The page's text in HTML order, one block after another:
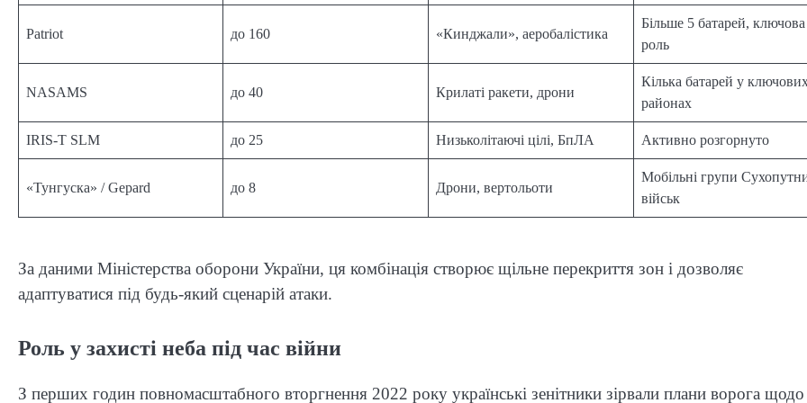
Patriot до 160 «Кинджали», аеробалістика
Більше 5 батарей, ключова
роль
NASAMS до 40 Крилаті ракети, дрони
Кілька батарей у
районах
IRIS-T SLM до 25 Низьколітаючі цілі, БпЛА Активно розгорнуто
«Тунгуска» / Gepard до 8 Дрони, вертольоти
Мобільні групи
військ
За даними Міністерства оборони України, ця комбінація створює щільне перекриття зон і дозволяє
адаптуватися під будь-який сценарій атаки.
Роль у захисті неба під час війни
З перших годин повномасштабного вторгнення 2022 року українські зенітники зірвали плани ворога щодо